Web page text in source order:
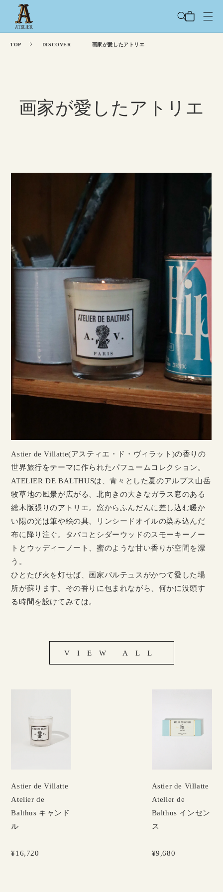
コンテ
ンツに
進む
ー
TOP DISCOVER 画家が愛したアトリエ
画家が愛したアトリエ
Astier de Villatte(アスティエ・ド・ヴィラット)の香りの
世界旅行をテーマに作られたパフュームコレクション。
ATELIER DE BALTHUSは、青々とした夏のアルプス山岳
牧草地の風景が広がる、北向きの大きなガラス窓のある
総木版張りのアトリエ。窓からふんだんに差し込む暖か
い陽の光は筆や絵の具、リンシードオイルの染み込んだ
布に降り注ぐ。タバコとシダーウッドのスモーキーノー
トとウッディーノート、蜜のような甘い香りが空間を漂
う。
ひとたび火を灯せば、画家バルテュスがかつて愛した場
所が蘇ります。その香りに包まれながら、何かに没頭す
る時間を設けてみては。
VIEW ALL
Astier de Villatte
Atelier de
Balthus キャンド
ル
¥16,720
Astier de Villatte
Atelier de
Balthus インセン
ス
¥9,680